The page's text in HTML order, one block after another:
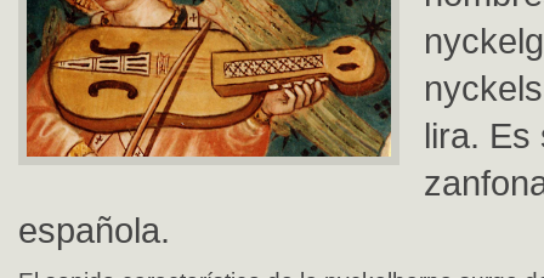
lira. Es
española.